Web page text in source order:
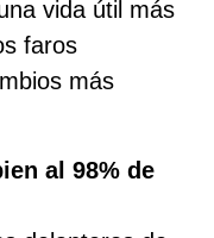
vida útil más
faros
más
al 98% de